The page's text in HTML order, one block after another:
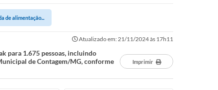
de alimentação...
Atualizado em: 21/11/2024 às 17h11
para 1.675 pessoas, incluindo
de Contagem/MG, conforme
Imprimir